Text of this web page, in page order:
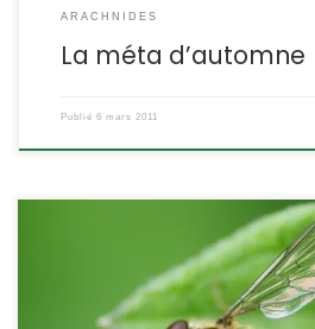
ARACHNIDES
La méta d’automne
Publié 6 mars 2011
Spécialistes du vol stationnaire, les
champions dans la ressemblance avec